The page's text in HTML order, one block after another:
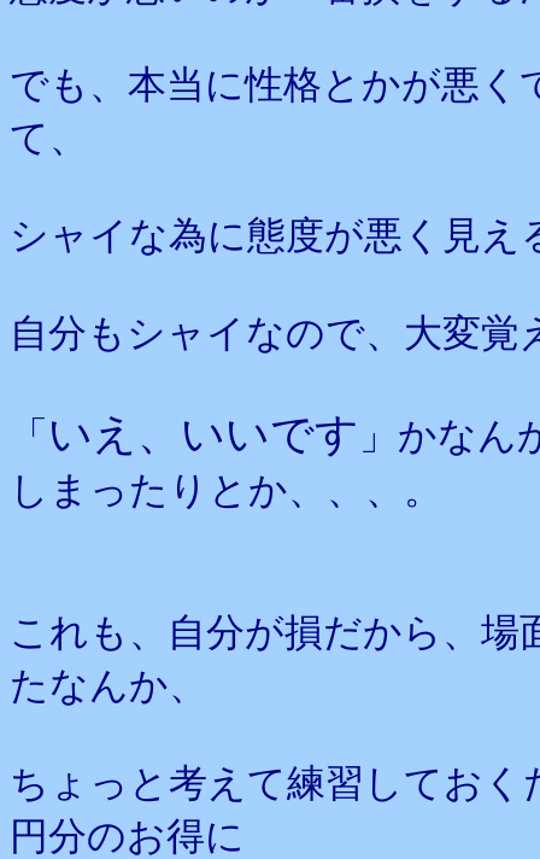
でも、本当に性格とかが悪
て、
シャイな為に態度が悪く見
自分もシャイなので、大変覚
「 いえ、いいです 」かなん
しまったりとか、、、。
これも、自分が損だから、
たなんか、
ちょっと考えて練習してお
円分のお得に